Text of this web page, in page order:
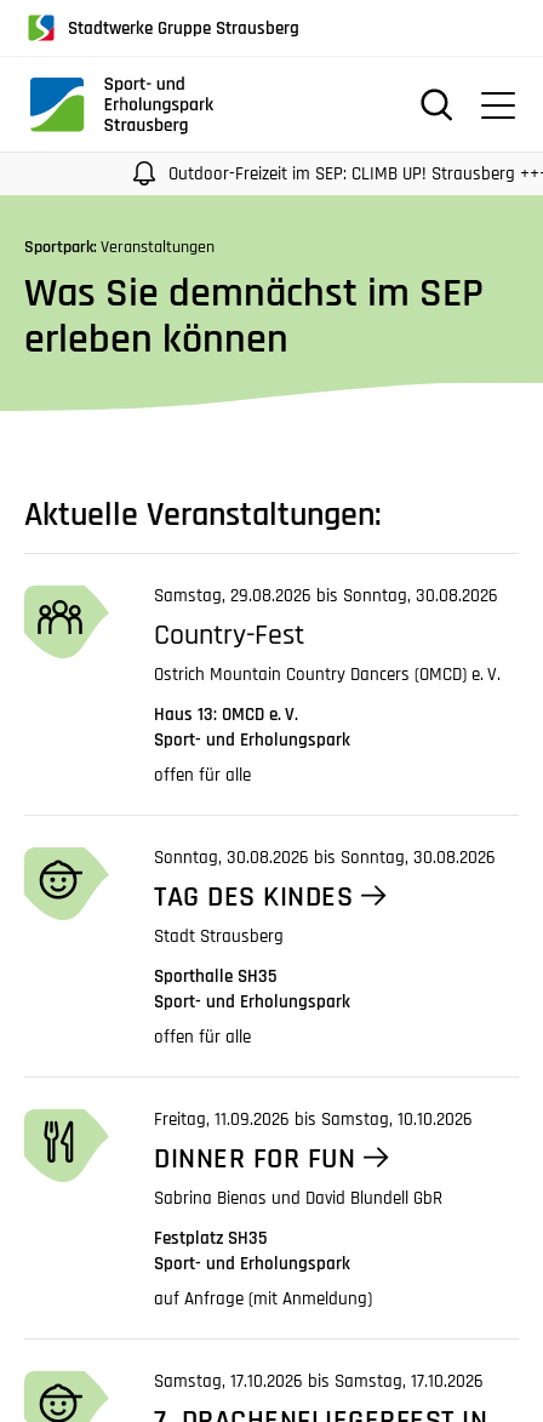
Screenreader
oder
Navigation
Tabulatorentaste:
Überspringen
Hauptnavigation
Stadtwerke Gruppe Strausberg
Outdoor-Freizeit im SEP: CLIMB UP! Strausberg +++
Sportpark: Veranstaltungen
Was Sie demnächst im SEP
erleben können
Aktuelle Veranstaltungen:
Samstag, 29.08.2026 bis Sonntag, 30.08.2026
Country-Fest
Ostrich Mountain Country Dancers (OMCD)e. V.
Haus 13: OMCDe. V.
Sport- und Erholungspark
offen für alle
Sonntag, 30.08.2026 bis Sonntag, 30.08.2026
TAG DES KINDES
Stadt Strausberg
Sporthalle SH35
Sport- und Erholungspark
offen für alle
Freitag, 11.09.2026 bis Samstag, 10.10.2026
DINNER FOR FUN
Sabrina Bienas und David Blundell GbR
Festplatz SH35
Sport- und Erholungspark
auf Anfrage (mit Anmeldung)
Samstag, 17.10.2026 bis Samstag, 17.10.2026